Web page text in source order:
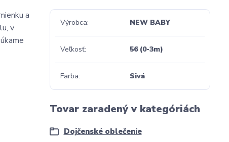
a
v
Výrobca NEW BABY
Veľkosť 56 (0-3m)
Farba Sivá
Tovar zaradený v kategóriách
Dojčenské oblečenie